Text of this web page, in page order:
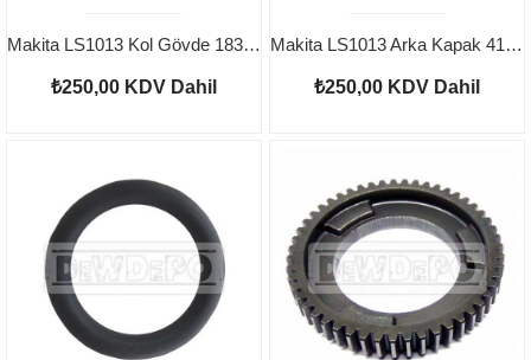
Makita LS1013 Kol Gövde 183840-2
₺250,00 KDV Dahil
Makita LS1013 Arka Kapak 416075-3
₺250,00 KDV Dahil